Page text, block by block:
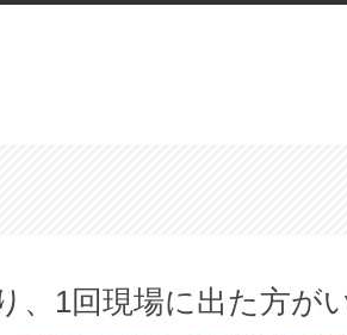
、1回現場に出た方が